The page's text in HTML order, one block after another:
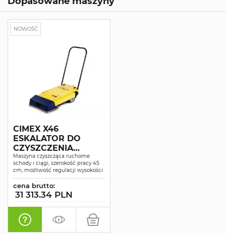
NOWOŚĆ
CIMEX X46
ESKALATOR DO
CZYSZCZENIA
SCHODÓW
RUCHOMYCH
Maszyna czyszcząca ruchome
schody i ciągi, szerokość pracy 45
cm, możliwość regulacji wysokości
cena brutto:
31 313.34 PLN